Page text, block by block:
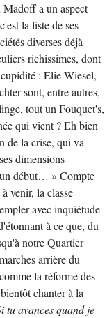
Madoff a un aspect
la liste de ses
diverses déjà
richissimes, dont
: Elie Wiesel,
sont, entre autres,
tout un Fouquet's,
qui vient ? Eh bien
de la crise, qui va
dimensions
début… » Compte
venir, la classe
avec inquiétude
à ce que, du
notre Quartier
arrière du
la réforme des
chanter à la
tu avances quand je